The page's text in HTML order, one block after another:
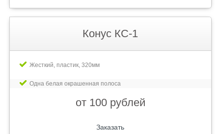
Конус КС-1
Жесткий, пластик, 320мм
Одна белая окрашенная полоса
от 100 рублей
Заказать